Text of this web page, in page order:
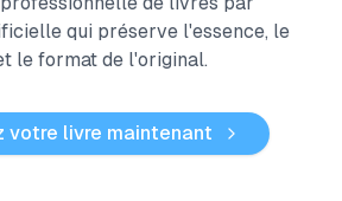
qui préserve l'essence, le
le format de l'original.
votre livre maintenant